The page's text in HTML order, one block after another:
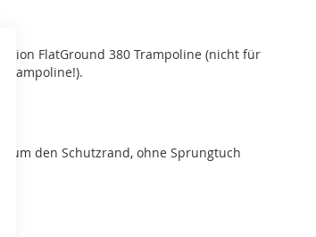
FlatGround 380 Trampoline (nicht für
Trampoline!).
um den Schutzrand, ohne Sprungtuch